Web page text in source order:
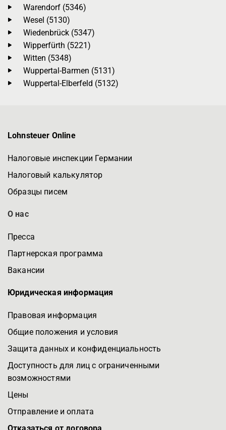
Warendorf (5346)
Wesel (5130)
Wiedenbrück (5347)
Wipperfürth (5221)
Witten (5348)
Wuppertal-Barmen (5131)
Wuppertal-Elberfeld (5132)
Lohnsteuer Online
Налоговые инспекции Германии
Налоговый калькулятор
Образцы писем
О нас
Пресса
Партнерская программа
Вакансии
Юридическая информация
Правовая информация
Общие положения и условия
Защита данных и конфиденциальность
Доступность для лиц с ограниченными
возможностями
Цены
Отправление и оплата
Отказаться от договора